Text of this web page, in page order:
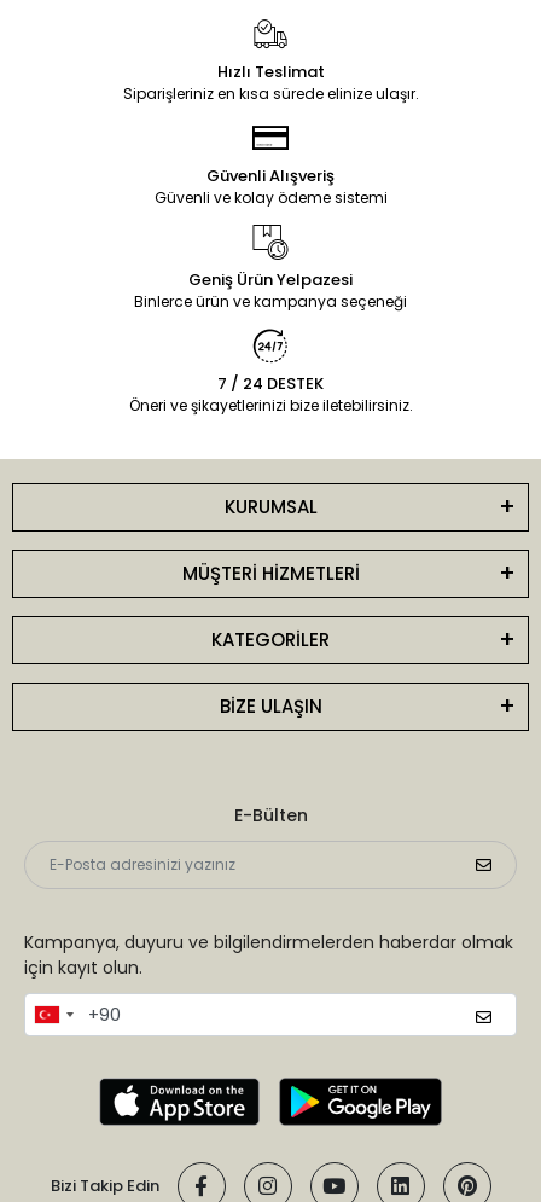
Hızlı Teslimat
Siparişleriniz en kısa sürede elinize ulaşır.
Güvenli Alışveriş
Güvenli ve kolay ödeme sistemi
Geniş Ürün Yelpazesi
Binlerce ürün ve kampanya seçeneği
7 / 24 DESTEK
Öneri ve şikayetlerinizi bize iletebilirsiniz.
KURUMSAL
MÜŞTERİ HİZMETLERİ
KATEGORİLER
BİZE ULAŞIN
E-Bülten
Kampanya, duyuru ve bilgilendirmelerden haberdar olmak
için kayıt olun.
Bizi Takip Edin